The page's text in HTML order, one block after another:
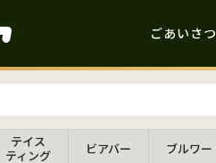
ごあいさつ
テイス
ティング
ビアバー ブルワー